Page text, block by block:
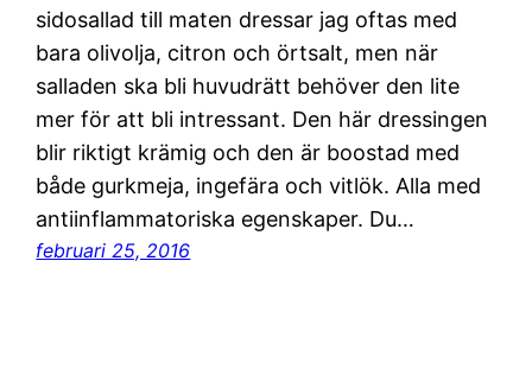
sidosallad till maten dressar jag oftas med
bara olivolja, citron och örtsalt, men när
salladen ska bli huvudrätt behöver den lite
mer för att bli intressant. Den här dressingen
blir riktigt krämig och den är boostad med
både gurkmeja, ingefära och vitlök. Alla med
antiinflammatoriska egenskaper. Du…
februari 25, 2016